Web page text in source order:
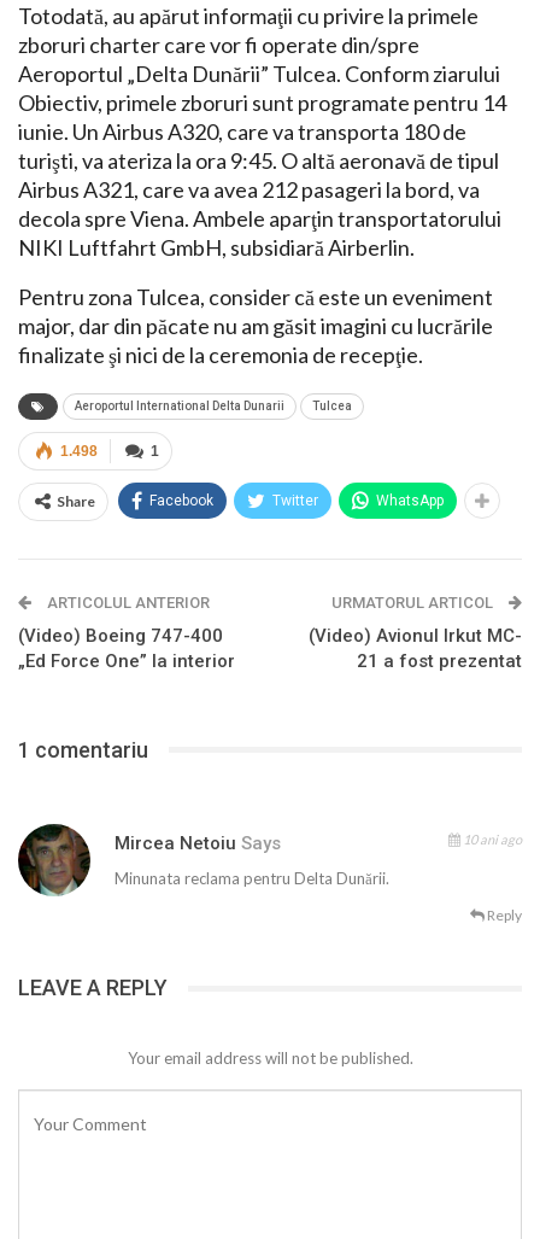
Totodată, au apărut informaţii cu privire la primele
zboruri charter care vor fi operate din/spre
Aeroportul „Delta Dunării” Tulcea. Conform ziarului
Obiectiv, primele zboruri sunt programate pentru 14
iunie. Un Airbus A320, care va transporta 180 de
turişti, va ateriza la ora 9:45. O altă aeronavă de tipul
Airbus A321, care va avea 212 pasageri la bord, va
decola spre Viena. Ambele aparţin transportatorului
NIKI Luftfahrt GmbH, subsidiară Airberlin.
Pentru zona Tulcea, consider că este un eveniment
major, dar din păcate nu am găsit imagini cu lucrările
finalizate şi nici de la ceremonia de recepţie.
Aeroportul International Delta Dunarii Tulcea
1
1.498
Share Facebook Twitter WhatsApp
ARTICOLUL ANTERIOR
(Video) Boeing 747-400
„Ed Force One” la interior
URMATORUL ARTICOL
(Video) Avionul Irkut MC-
21 a fost prezentat
1 comentariu
Mircea Netoiu Says 10 ani ago
Minunata reclama pentru Delta Dunării.
Reply
LEAVE A REPLY
Your email address will not be published.